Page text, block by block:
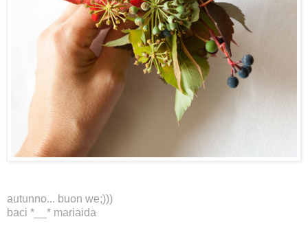
autunno... buon we;)))
baci *__* mariaida